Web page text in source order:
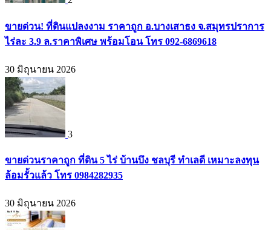
ขายด่วน! ที่ดินแปลงงาม ราคาถูก อ.บางเสาธง จ.สมุทรปราการ
ไร่ละ 3.9 ล.ราคาพิเศษ พร้อมโอน โทร 092-6869618
30 มิถุนายน 2026
3
ขายด่วนราคาถูก ที่ดิน 5 ไร่ บ้านบึง ชลบุรี ทำเลดี เหมาะลงทุน
ล้อมรั้วแล้ว โทร 0984282935
30 มิถุนายน 2026